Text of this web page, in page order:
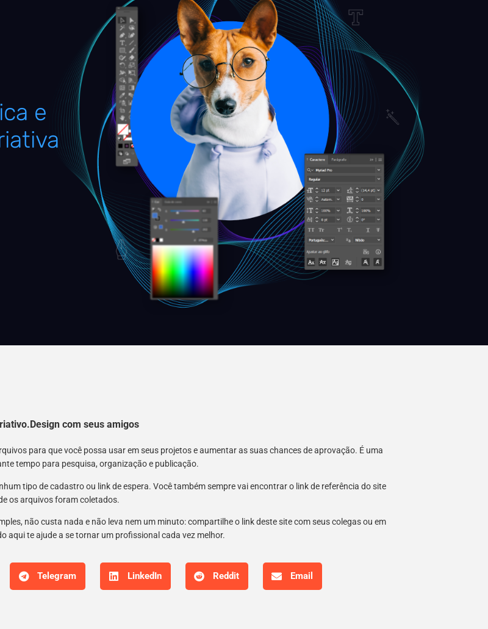
e
com seus amigos
para que você possa usar em seus projetos e aumentar as suas chances de aprovação. É uma
tempo para pesquisa, organização e publicação.
tipo de cadastro ou link de espera. Você também sempre vai encontrar o link de referência do site
os arquivos foram coletados.
não custa nada e não leva nem um minuto: compartilhe o link deste site com seus colegas ou em
aqui te ajude a se tornar um profissional cada vez melhor.
Telegram LinkedIn Reddit Email